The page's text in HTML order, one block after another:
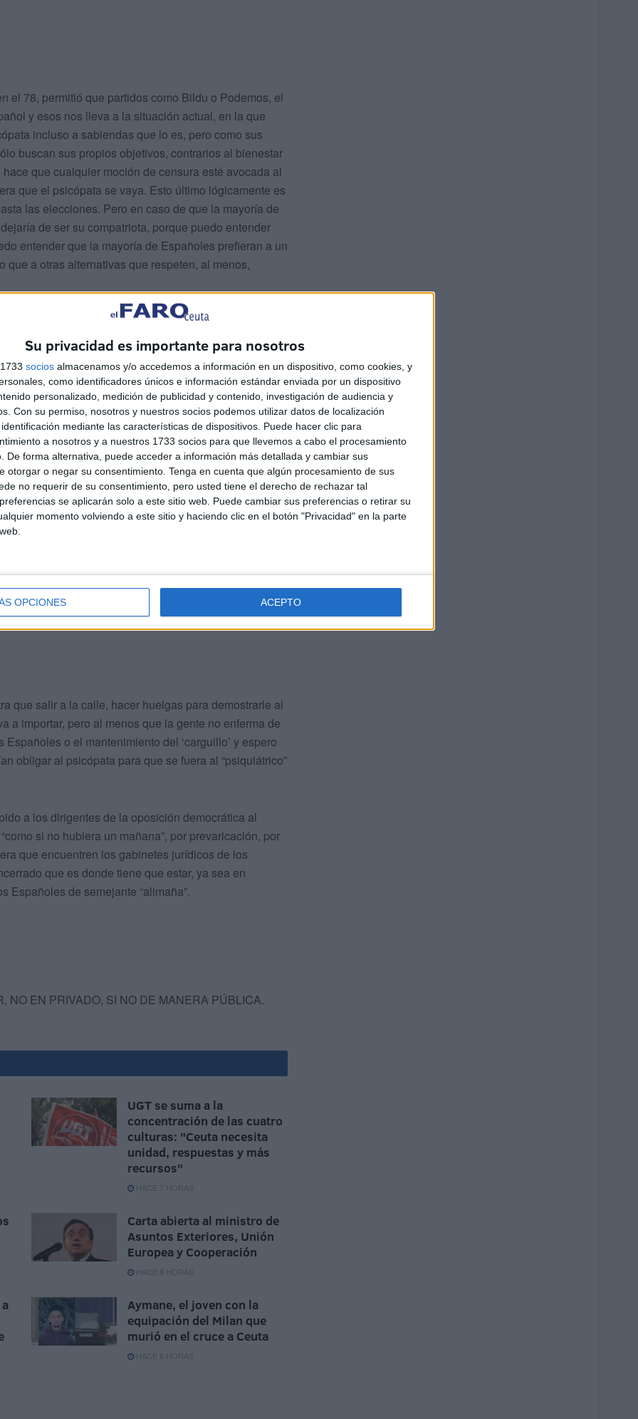
Su privacidad es importante para nosotros
socios almacenamos y/o accedemos a información en un dispositivo, como cookies, y
como identificadores únicos e información estándar enviada por un dispositivo
personalizado, medición de publicidad y contenido, investigación de audiencia y
Con su permiso, nosotros y nuestros socios podemos utilizar datos de localización
mediante las características de dispositivos. Puede hacer clic para
a nosotros y a nuestros 1733 socios para que llevemos a cabo el procesamiento
De forma alternativa, puede acceder a información más detallada y cambiar sus
otorgar o negar su consentimiento. Tenga en cuenta que algún procesamiento de sus
no requerir de su consentimiento, pero usted tiene el derecho de rechazar tal
se aplicarán solo a este sitio web. Puede cambiar sus preferencias o retirar su
momento volviendo a este sitio y haciendo clic en el botón "Privacidad" en la parte
OPCIONES ACEPTO
el 78, permitió que partidos como Bildu o Podemos, el
y esos nos lleva a la situación actual, en la que
incluso a sabiendas que lo es, pero como sus
buscan sus propios objetivos, contrarios al bienestar
que cualquier moción de censura esté avocada al
que el psicópata se vaya. Esto último lógicamente es
las elecciones. Pero en caso de que la mayoría de
de ser su compatriota, porque puedo entender
entender que la mayoría de Españoles prefieran a un
a otras alternativas que respeten, al menos,
una paradoja increíble, nadie cree que los
No creo que los votantes de Podemos cuando
ni que los de Bildu pensaran apoyar a nadie.
una representación a los partidos independentistas
de “un hombre un voto”, eso, junto con el odio
liberales hace que se hayan unido y apoyado al
hacer para continuar con el poder, único fin de este
por los padres de la Constitución, probablemente
porque entre ellos no había ningún psicópata y
nos dejaron sin herramientas para finalizar esto.
que salir a la calle, hacer huelgas para demostrarle al
a importar, pero al menos que la gente no enferma de
o el mantenimiento del ‘carguillo’ y espero
obligar al psicópata para que se fuera al “psiquiátrico”
a los dirigentes de la oposición democrática al
si no hubiera un mañana”, por prevaricación, por
que encuentren los gabinetes jurídicos de los
que es donde tiene que estar, ya sea en
Españoles de semejante “alimaña”.
NO EN PRIVADO, SI NO DE MANERA PÚBLICA.
UGT se suma a la
concentración de las cuatro
culturas: "Ceuta necesita
unidad, respuestas y más
recursos"
HACE 7 HORAS
Carta abierta al ministro de
Asuntos Exteriores, Unión
Europea y Cooperación
HACE 8 HORAS
Aymane, el joven con la
equipación del Milan que
murió en el cruce a Ceuta
HACE 8 HORAS